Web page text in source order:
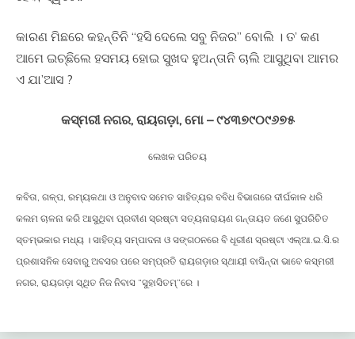
କାରଣ ମିଛରେ କହନ୍ତିନି “ହସି ଦେଲେ ସବୁ ନିଜର” ବୋଲି । ତ’ କଣ
ଆମେ ଇଚ୍ଛିଲେ ହସମୟ ହୋଇ ସୁଖଦ ହୁଅନ୍ତାନି ଚାଲି ଆସୁଥିବା ଆମର
ଏ ଯା’ଆସ ?
କସ୍ମରୀ ନଗର, ରାୟଗଡ଼ା, ମୋ – ୯୪୩୭୯୦୯୬୭୫
ଲେଖକ ପରିଚୟ
କବିତା, ଗଳ୍ପ, ରମ୍ୟକଥା ଓ ଅନୁବାଦ ସମେତ ସାହିତ୍ୟର ବବିଧ ବିଭାଗରେ ଦୀର୍ଘକାଳ ଧରି
କଲମ ଚାଳନା କରି ଆସୁଥିବା ପ୍ରବୀଣ ସ୍ରଷ୍ଟା ସତ୍ୟନାରାୟଣ ଗନ୍ତାୟତ ଜଣେ ସୁପରିଚିତ
ସ୍ତମ୍ଭକାର ମଧ୍ୟ । ସାହିତ୍ୟ ସମ୍ପାଦନା ଓ ସଙ୍ଗଠନରେ ବି ଧୂରୀଣ ସ୍ରଷ୍ଟା ଏଲ୍ଆ.ଇ.ସି.ର
ପ୍ରଶାସନିକ ସେବାରୁ ଅବସର ପରେ ସମ୍ପ୍ରତି ରାୟଗଡ଼ାର ସ୍ଥାୟୀ ବାସିନ୍ଦା ଭାବେ କସ୍ମରୀ
ନଗର, ରାୟଗଡ଼ା ସ୍ଥିତ ନିଜ ନିବାସ “ସୁହାସିତମ୍”ରେ ।